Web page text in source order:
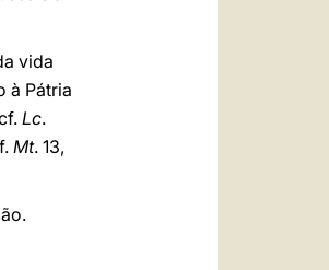
vida
à Pátria
Lc.
Mt. 13,